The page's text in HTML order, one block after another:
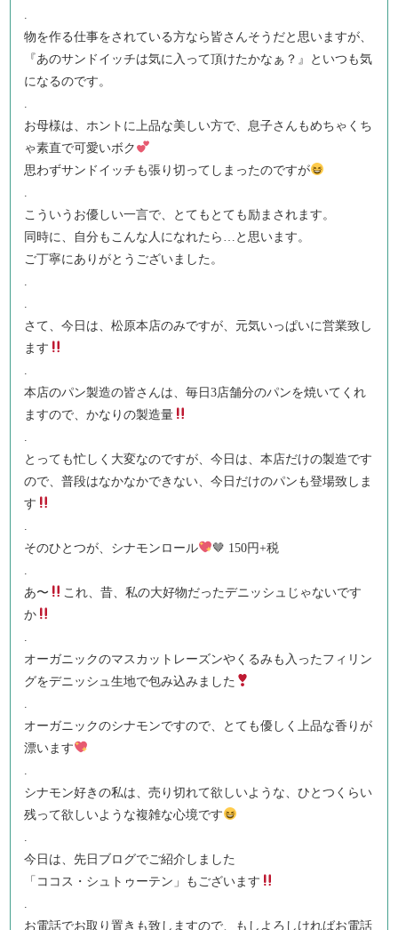
物を作る仕事をされている方なら皆さんそうだと思いますが、
『あのサンドイッチは気に入って頂けたかなぁ？』といつも気
になるのです。
お母様は、ホントに上品な美しい方で、息子さんもめちゃくち
ゃ素直で可愛いボク
思わずサンドイッチも張り切ってしまったのですが
こういうお優しい一言で、とてもとても励まされます。
同時に、自分もこんな人になれたら…と思います。
ご丁寧にありがとうございました。
さて、今日は、松原本店のみですが、元気いっぱいに営業致し
ます
本店のパン製造の皆さんは、毎日3店舗分のパンを焼いてくれ
ますので、かなりの製造量
とっても忙しく大変なのですが、今日は、本店だけの製造です
ので、普段はなかなかできない、今日だけのパンも登場致しま
す
そのひとつが、シナモンロール
🤎 150円+税
あ〜
これ、昔、私の大好物だったデニッシュじゃないです
か
オーガニックのマスカットレーズンやくるみも入ったフィリン
グをデニッシュ生地で包み込みました
オーガニックのシナモンですので、とても優しく上品な香りが
漂います
シナモン好きの私は、売り切れて欲しいような、ひとつくらい
残って欲しいような複雑な心境です
今日は、先日ブログでご紹介しました
「ココス・シュトゥーテン」もございます
お電話でお取り置きも致しますので、もしよろしければお電話